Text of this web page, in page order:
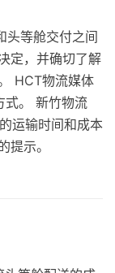
头等舱交付之间
定，并确切了解
HCT物流媒体
式。 新竹物流
运输时间和成本
提示。